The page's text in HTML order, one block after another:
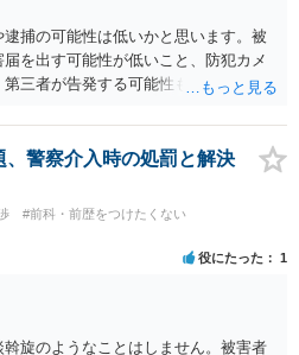
捕の可能性は低いかと思います。被
を出す可能性が低いこと、防犯カメ
三者が告発する可能性も低いこと、
5秒程度の動画)してしまいました。下
ません。」とありますが、少なくと
の被疑事実で逮捕勾留されるケース
象です（最終的には不起訴ないし各
ることもあります）。2度としないこ
してください。
警察介入時の処罰と解決
#前科・前歴をつけたくない
役にたった 1
旋のようなことはしません。被害者